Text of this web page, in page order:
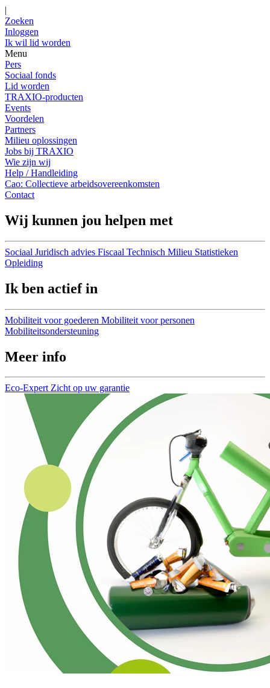
|
Zoeken
Inloggen
Ik wil lid worden
Menu
Pers
Sociaal fonds
Lid worden
TRAXIO-producten
Events
Voordelen
Partners
Milieu oplossingen
Jobs bij TRAXIO
Wie zijn wij
Help / Handleiding
Cao: Collectieve arbeidsovereenkomsten
Contact
Wij kunnen jou helpen met
Sociaal Juridisch advies Fiscaal Technisch Milieu Statistieken
Opleiding
Ik ben actief in
Mobiliteit voor goederen Mobiliteit voor personen
Mobiliteitsondersteuning
Meer info
Eco-Expert Zicht op uw garantie